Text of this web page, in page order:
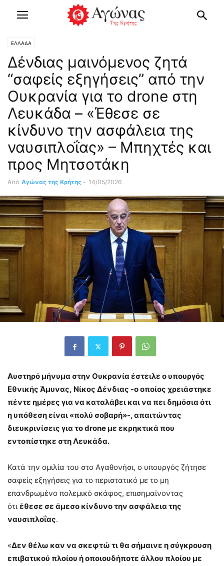
ΕΛΛΑΔΑ
Δένδιας μαινόμενος ζητά
“σαφείς εξηγήσεις” από την
Ουκρανία για το drone στη
Λευκάδα – «Έθεσε σε
κίνδυνο την ασφάλεια της
ναυσιπλοΐας» – Μπηχτές και
προς Μητσοτάκη
Από Αγώνας της Κρήτης - 14/05/2026
Αυστηρό μήνυμα στην Ουκρανία έστειλε ο υπουργός
Εθνικής Άμυνας, Νίκος Δένδιας -ο οποίος χρειάστηκε
πέντε ημέρες για να καταλάβει και να πει δημόσια ότι
η υπόθεση είναι «πολύ σοβαρή»-, απαιτώντας
διευκρινίσεις για το drone με εκρηκτικά που
εντοπίστηκε στη Λευκάδα.
Κατά την ομιλία του στο Αγαθονήσι, ο υπουργός ζήτησε
σαφείς εξηγήσεις για το περιστατικό με το μη
επανδρωμένο πολεμικό σκάφος, επισημαίνοντας
ότι έθεσε σε άμεσο κίνδυνο την ασφάλεια της
ναυσιπλοΐας.
«Δεν θέλω καν να σκεφτώ τι θα σήμαινε η σύγκρουση
επιβατικού πλοίου ή οποιουδήποτε άλλου πλοίου με